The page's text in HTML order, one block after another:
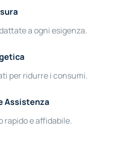
a ogni esigenza.
per ridurre i consumi.
Assistenza
rapido e affidabile.